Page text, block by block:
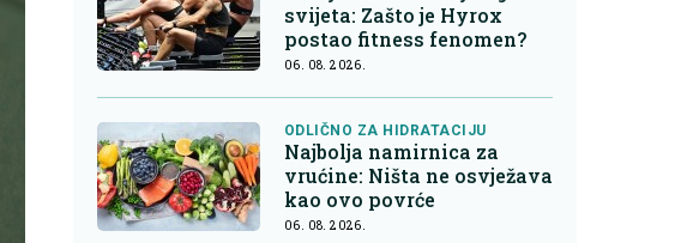
svijeta: Zašto je Hyrox
postao fitness fenomen?
06. 08. 2026.
ODLIČNO ZA HIDRATACIJU
Najbolja namirnica za
vrućine: Ništa ne osvježava
kao ovo povrće
06. 08. 2026.